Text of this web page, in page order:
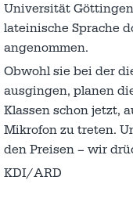
Universität
lateinische Sprache
angenommen.
Obwohl sie bei der
ausgingen, planen
Klassen schon jetzt,
Mikrofon zu treten.
den Preisen – wir
KDI/ARD